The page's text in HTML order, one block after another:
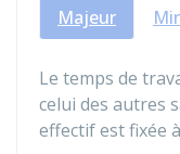
Majeur
Le temps de
celui des autres
effectif est fixée